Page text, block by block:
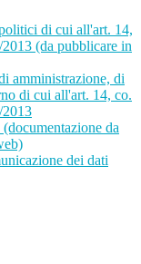
di cui all'art. 14,
(da pubblicare in
amministrazione, di
di cui all'art. 14, co.
2013
da
dei dati